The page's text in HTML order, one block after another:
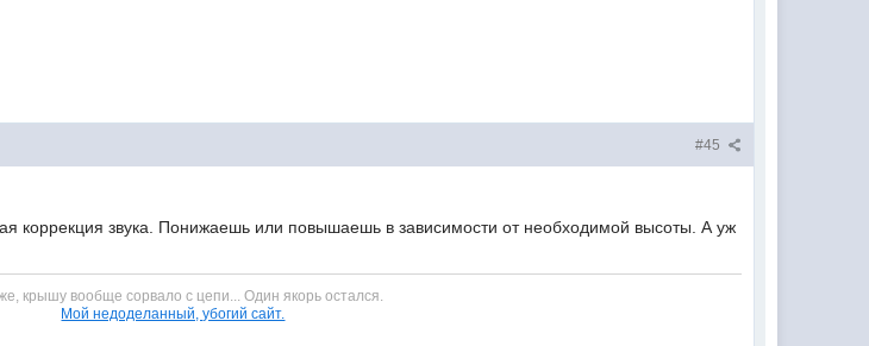
#45
коррекция звука. Понижаешь или повышаешь в зависимости от необходимой высоты. А уж
крышу вообще сорвало с цепи... Один якорь остался.
Мой недоделанный, убогий сайт.